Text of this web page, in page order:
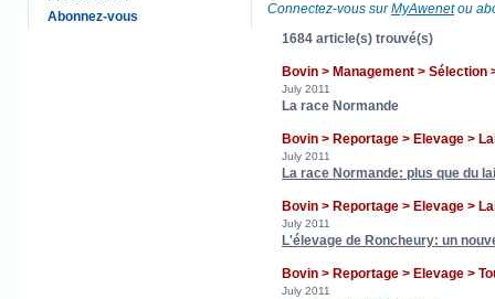
Abonnez-vous
Connectez-vous surMyAwenetou
1684 article(s) trouvé(s)
Bovin > Management >
July 2011
La race Normande
Bovin > Reportage > Elevage >
July 2011
La race Normande: plus que du
Bovin > Reportage > Elevage >
July 2011
L'élevage de Roncheury: un
Bovin > Reportage > Elevage >
July 2011